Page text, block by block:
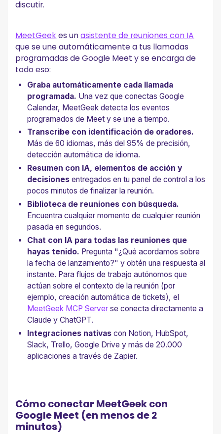
discutir.
MeetGeekes unasistente de reuniones con IA
que se une automáticamente a tus llamadas
programadas de Google Meet y se encarga de
todo eso:
Graba automáticamente cada llamada
programada. Una vez que conectas Google
Calendar, MeetGeek detecta los eventos
programados de Meet y se une a tiempo.
Transcribe con identificación de oradores.
Más de 60 idiomas, más del 95% de precisión,
detección automática de idioma.
Resumen con IA, elementos de acción y
decisiones entregados en tu panel de control a los
pocos minutos de finalizar la reunión.
Biblioteca de reuniones con búsqueda.
Encuentra cualquier momento de cualquier reunión
pasada en segundos.
Chat con IA para todas las reuniones que
hayas tenido. Pregunta "¿Qué acordamos sobre
la fecha de lanzamiento?" y obtén una respuesta al
instante. Para flujos de trabajo autónomos que
actúan sobre el contexto de la reunión (por
ejemplo, creación automática de tickets), el
MeetGeek MCP Server se conecta directamente a
Claude y ChatGPT.
Integraciones nativas con Notion, HubSpot,
Slack, Trello, Google Drive y más de 20.000
aplicaciones a través de Zapier.
Cómo conectar MeetGeek con
Google Meet (en menos de 2
minutos)